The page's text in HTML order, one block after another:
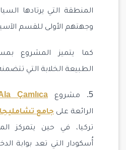
المنطقة التي يرتادها
وجهتهم الأولى للقسم
كما يتميز المشروع
الطبيعة الخلابة التي
5. مشروع Çamlıca
الرائعة على جامع تشامليجا
تركيا، في حين يتمركز
أُسكودار التي تعد بوابة